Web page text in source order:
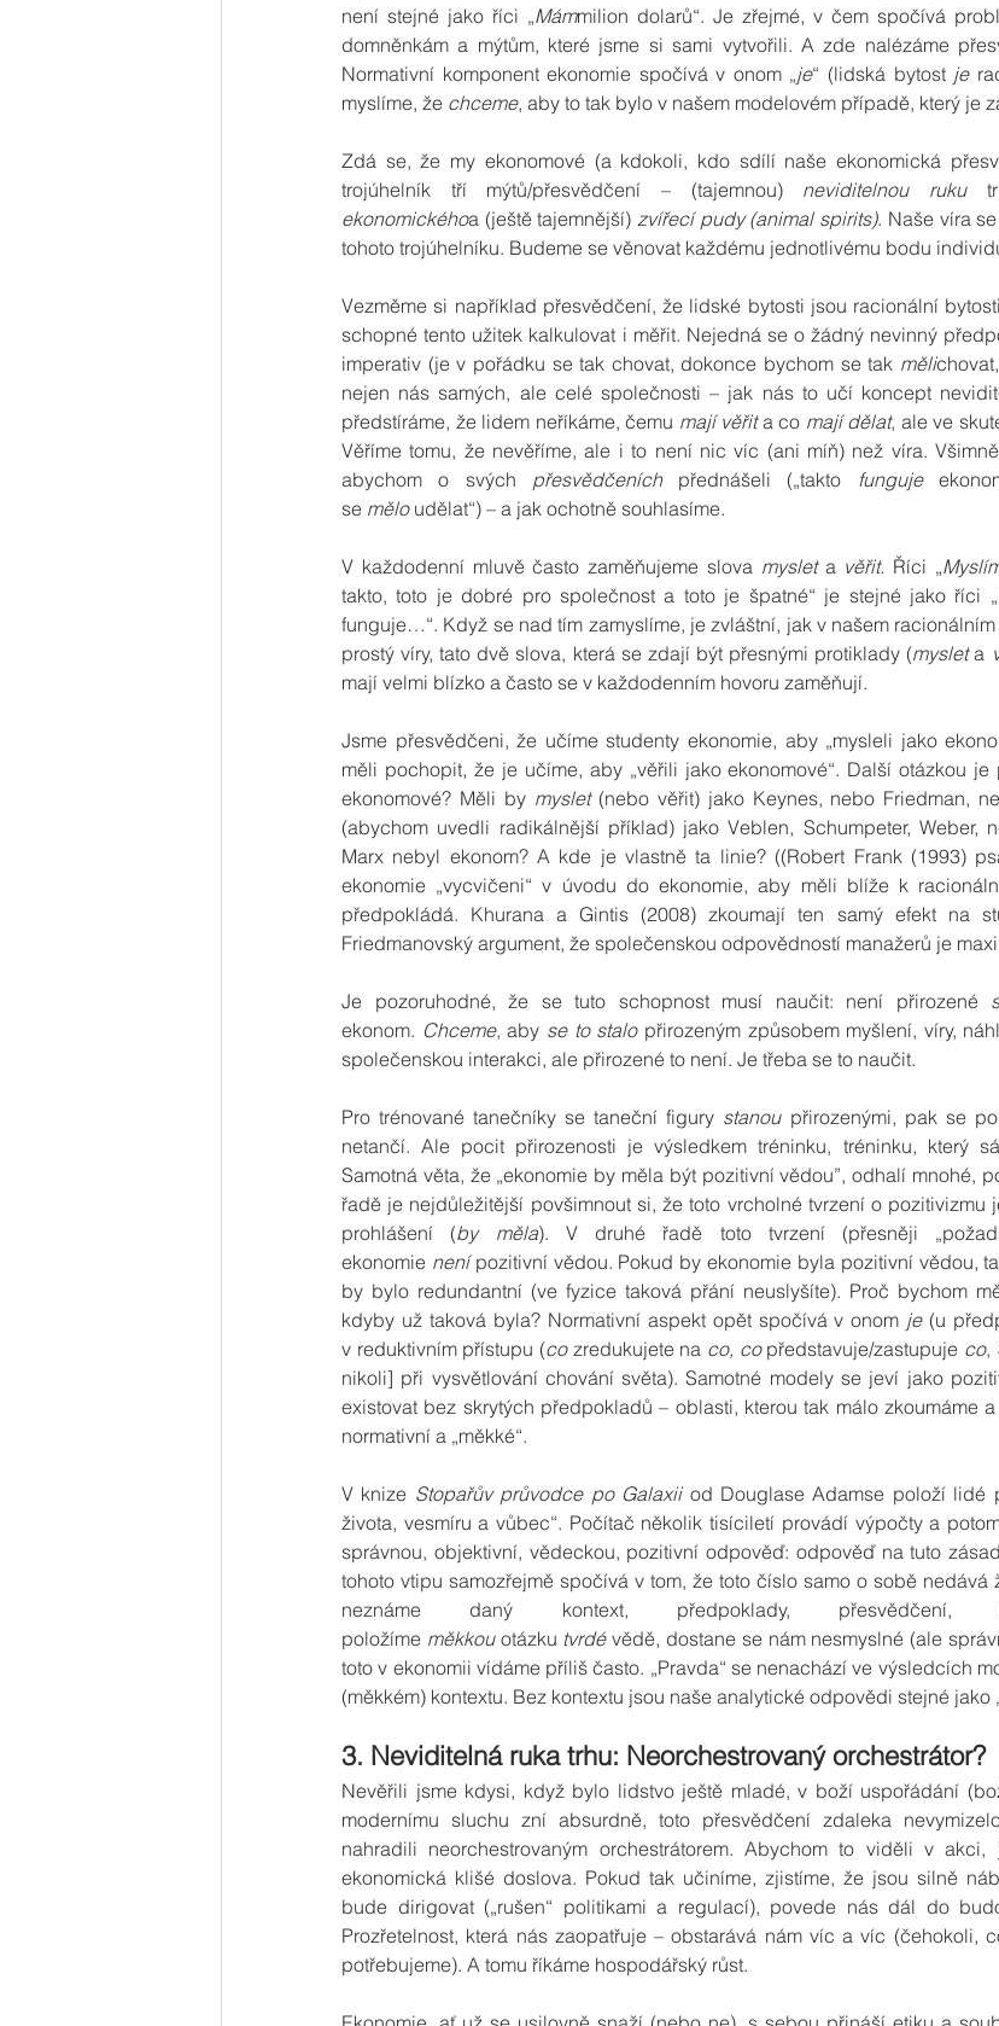
není stejné jako říci „Mámmilion dolarů“. Je zřejmé, v čem spočívá
domněnkám a mýtům, které jsme si sami vytvořili. A zde nalézáme
Normativní komponent ekonomie spočívá v onom „je“ (lidská bytost je
myslíme, že chceme, aby to tak bylo v našem modelovém případě, který je
Zdá se, že my ekonomové (a kdokoli, kdo sdílí naše ekonomická
trojúhelník tří mýtů/přesvědčení – (tajemnou) neviditelnou ruku
ekonomickéhoa (ještě tajemnější) zvířecí pudy (animal spirits). Naše víra
tohoto trojúhelníku. Budeme se věnovat každému jednotlivému bodu
Vezměme si například přesvědčení, že lidské bytosti jsou racionální
schopné tento užitek kalkulovat i měřit. Nejedná se o žádný nevinný
imperativ (je v pořádku se tak chovat, dokonce bychom se tak měli
nejen nás samých, ale celé společnosti – jak nás to učí koncept
předstíráme, že lidem neříkáme, čemu mají věřit a co mají dělat, ale ve
Věříme tomu, že nevěříme, ale i to není nic víc (ani míň) než víra.
abychom o svých přesvědčeních přednášeli („takto funguje
se mělo udělat“) – a jak ochotně souhlasíme.
V každodenní mluvě často zaměňujeme slova myslet a věřit. Říci „
takto, toto je dobré pro společnost a toto je špatné“ je stejné jako říci „
funguje…“. Když se nad tím zamyslíme, je zvláštní, jak v našem
prostý víry, tato dvě slova, která se zdají být přesnými protiklady (myslet a
mají velmi blízko a často se v každodenním hovoru zaměňují.
Jsme přesvědčeni, že učíme studenty ekonomie, aby „mysleli jako
měli pochopit, že je učíme, aby „věřili jako ekonomové“. Další otázkou
ekonomové? Měli by myslet (nebo věřit) jako Keynes, nebo Friedman,
(abychom uvedli radikálnější příklad) jako Veblen, Schumpeter, Weber,
Marx nebyl ekonom? A kde je vlastně ta linie? ((Robert Frank (1993)
ekonomie „vycvičeni“ v úvodu do ekonomie, aby měli blíže k
předpokládá. Khurana a Gintis (2008) zkoumají ten samý efekt na
Friedmanovský argument, že společenskou odpovědností manažerů je
Je pozoruhodné, že se tuto schopnost musí naučit: není přirozené
ekonom. Chceme, aby se to stalo přirozeným způsobem myšlení, víry,
společenskou interakci, ale přirozené to není. Je třeba se to naučit.
Pro trénované tanečníky se taneční figury stanou přirozenými, pak se
netančí. Ale pocit přirozenosti je výsledkem tréninku, tréninku, který
Samotná věta, že „ekonomie by měla být pozitivní vědou”, odhalí mnohé,
řadě je nejdůležitější povšimnout si, že toto vrcholné tvrzení o pozitivizmu
prohlášení (by měla). V druhé řadě toto tvrzení (přesněji
ekonomie není pozitivní vědou. Pokud by ekonomie byla pozitivní vědou,
by bylo redundantní (ve fyzice taková přání neuslyšíte). Proč bychom
kdyby už taková byla? Normativní aspekt opět spočívá v onom je (u
v reduktivním přístupu (co zredukujete na co, co představuje/zastupuje co,
nikoli] při vysvětlování chování světa). Samotné modely se jeví jako
existovat bez skrytých předpokladů – oblasti, kterou tak málo zkoumáme
normativní a „měkké“.
V knize Stopařův průvodce po Galaxii od Douglase Adamse položí lidé
života, vesmíru a vůbec“. Počítač několik tisíciletí provádí výpočty a
správnou, objektivní, vědeckou, pozitivní odpověď: odpověď na tuto
tohoto vtipu samozřejmě spočívá v tom, že toto číslo samo o sobě nedává
neznáme daný kontext, předpoklady,
položíme měkkou otázku tvrdé vědě, dostane se nám nesmyslné (ale
toto v ekonomii vídáme příliš často. „Pravda“ se nenachází ve výsledcích
(měkkém) kontextu. Bez kontextu jsou naše analytické odpovědi stejné jako
3. Neviditelná ruka trhu: Neorchestrovaný orchestrátor?
Nevěřili jsme kdysi, když bylo lidstvo ještě mladé, v boží uspořádání
modernímu sluchu zní absurdně, toto přesvědčení zdaleka
nahradili neorchestrovaným orchestrátorem. Abychom to viděli v
ekonomická klišé doslova. Pokud tak učiníme, zjistíme, že jsou silně
bude dirigovat („rušen“ politikami a regulací), povede nás dál do
Prozřetelnost, která nás zaopatřuje – obstarává nám víc a víc (čehokoli,
potřebujeme). A tomu říkáme hospodářský růst.